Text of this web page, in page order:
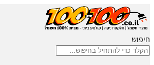
חיפוש